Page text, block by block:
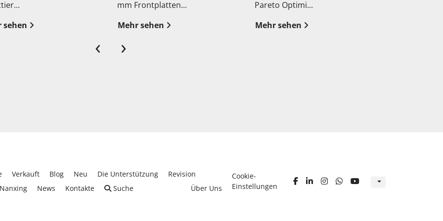
Frontplatten...
sehen
Pareto Optimi...
Mehr sehen
optimierten Schnitt ...
Mehr sehen
‹ ›
Verkauft Blog Neu Die Unterstützung
Revision
Nanxing
News Kontakte Über Uns
Suche
Cookie-
Einstellungen
facebook
linkedininstagram
whatsapp
youtube